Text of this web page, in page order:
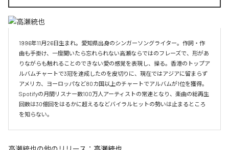
1996年11月26日生まれ。愛知県出身のシンガーソングライター。作詞・作
曲も手掛け、一度聞いたら忘れられない高瀬ならではのフレーズで、形があ
りながらも触れることのできない愛の感覚を表現し、操る。香港のトップア
ルバムチャートで3冠を達成したのを皮切りに、現在ではアジアに留まらず
アメリカ、ヨーロッパなど80カ国以上のチャートでアルバムが1位を獲得。
Spotifyの月間リスナー数100万人アーティストの常連となり、楽曲の総再生
回数は30億回をはるかに超えるなどバイラルヒットの勢いは止まるところ
を知らない。